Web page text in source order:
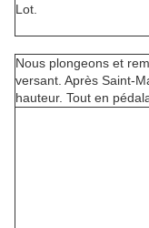
Lot.
Nous plongeons et
versant. Après Saint-
hauteur. Tout en